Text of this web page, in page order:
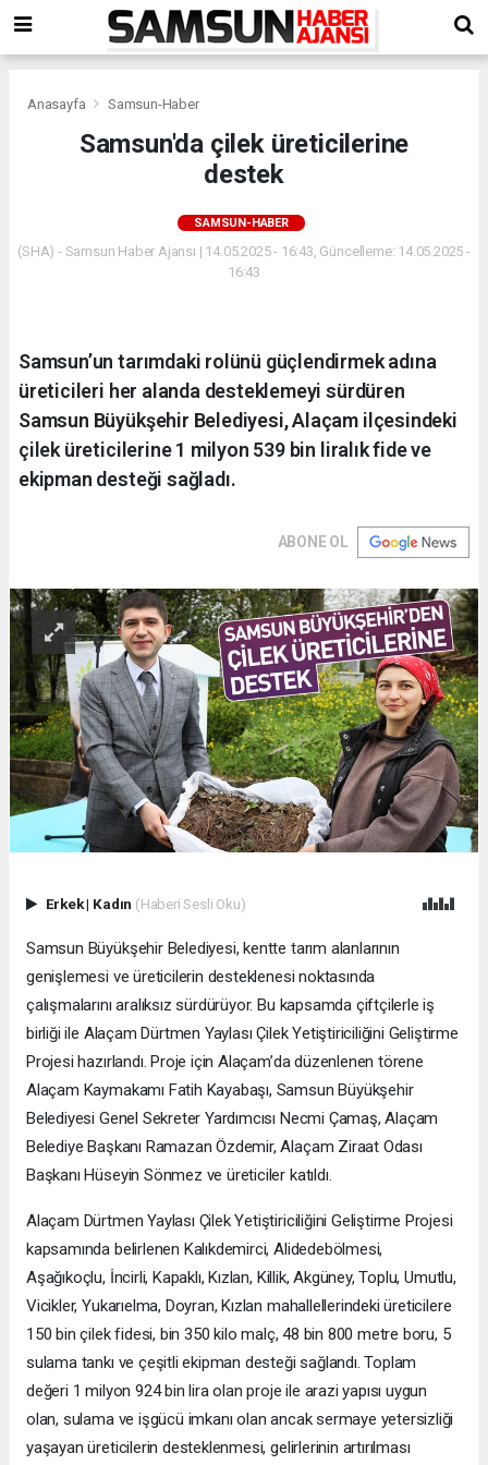
Anasayfa Samsun-Haber
Samsun'da çilek üreticilerine
destek
SAMSUN-HABER
(SHA) - Samsun Haber Ajansı | 14.05.2025 - 16:43, Güncelleme: 14.05.2025 -
16:43
Samsun’un tarımdaki rolünü güçlendirmek adına
üreticileri her alanda desteklemeyi sürdüren
Samsun Büyükşehir Belediyesi, Alaçam ilçesindeki
çilek üreticilerine 1 milyon 539 bin liralık fide ve
ekipman desteği sağladı.
ABONE OL
Erkek| Kadın (Haberi Sesli Oku)
Samsun Büyükşehir Belediyesi, kentte tarım alanlarının
genişlemesi ve üreticilerin desteklenesi noktasında
çalışmalarını aralıksız sürdürüyor. Bu kapsamda çiftçilerle iş
birliği ile Alaçam Dürtmen Yaylası Çilek Yetiştiriciliğini Geliştirme
Projesi hazırlandı. Proje için Alaçam’da düzenlenen törene
Alaçam Kaymakamı Fatih Kayabaşı, Samsun Büyükşehir
Belediyesi Genel Sekreter Yardımcısı Necmi Çamaş, Alaçam
Belediye Başkanı Ramazan Özdemir, Alaçam Ziraat Odası
Başkanı Hüseyin Sönmez ve üreticiler katıldı.
Alaçam Dürtmen Yaylası Çilek Yetiştiriciliğini Geliştirme Projesi
kapsamında belirlenen Kalıkdemirci, Alidedebölmesi,
Aşağıkoçlu, İncirli, Kapaklı, Kızlan, Killik, Akgüney, Toplu, Umutlu,
Vicikler, Yukarıelma, Doyran, Kızlan mahallellerindeki üreticilere
150 bin çilek fidesi, bin 350 kilo malç, 48 bin 800 metre boru, 5
sulama tankı ve çeşitli ekipman desteği sağlandı. Toplam
değeri 1 milyon 924 bin lira olan proje ile arazi yapısı uygun
olan, sulama ve işgücü imkanı olan ancak sermaye yetersizliği
yaşayan üreticilerin desteklenmesi, gelirlerinin artırılması